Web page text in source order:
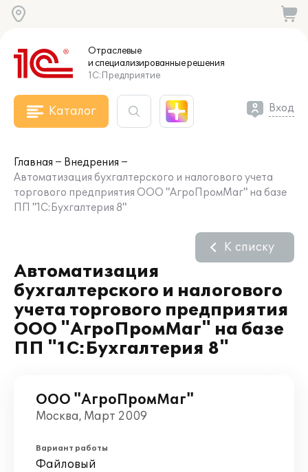
Отраслевые
и специализированныерешения
1С:Предприятие
Каталог Вход
Главная
Внедрения
Автоматизация бухгалтерского и налогового учета
торгового предприятия ООО "АгроПромМаг" на базе
ПП "1С:Бухгалтерия 8"
Автоматизация
бухгалтерского и налогового
учета торгового предприятия
ООО "АгроПромМаг" на базе
ПП "1С:Бухгалтерия 8"
К списку
ООО "АгроПромМаг"
Москва, Март 2009
Вариант работы
Файловый